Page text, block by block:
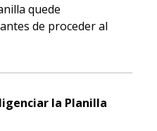
quede
de proceder al
la Planilla